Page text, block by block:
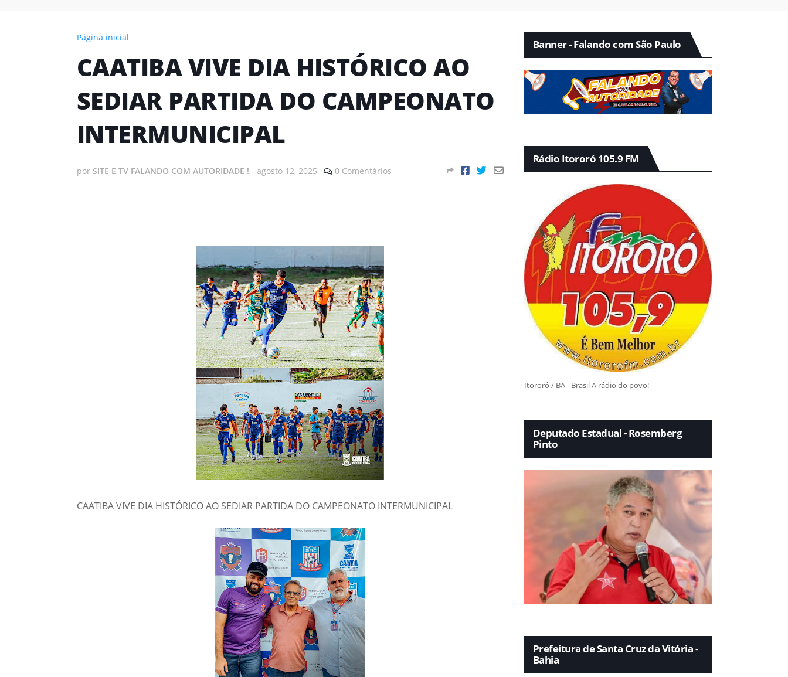
Página inicial
CAATIBA VIVE DIA HISTÓRICO AO
SEDIAR PARTIDA DO CAMPEONATO
INTERMUNICIPAL
por SITE E TV FALANDO COM AUTORIDADE ! - agosto 12, 2025 0 Comentários
CAATIBA VIVE DIA HISTÓRICO AO SEDIAR PARTIDA DO CAMPEONATO INTERMUNICIPAL
Banner - Falando com São Paulo
Rádio Itororó 105.9 FM
Itororó / BA - Brasil A rádio do povo!
Deputado Estadual - Rosemberg
Pinto
Prefeitura de Santa Cruz da Vitória -
Bahia